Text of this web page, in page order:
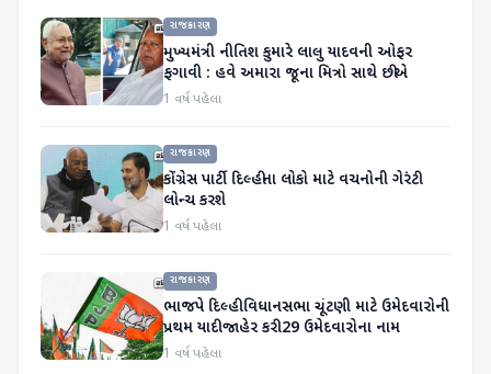
રાજકારણ
મુખ્યમંત્રી નીતિશ કુમારે લાલુ યાદવની ઓફર
ફગાવી : હવે અમારા જૂના મિત્રો સાથે છીએ
1 વર્ષ પહેલા
રાજકારણ
કોંગ્રેસ પાર્ટી દિલ્હીના લોકો માટે વચનોની ગેરંટી
લોન્ચ કરશે
1 વર્ષ પહેલા
રાજકારણ
ભાજપે દિલ્હી વિધાનસભા ચૂંટણી માટે ઉમેદવારોની
પ્રથમ યાદી જાહેર કરી 29 ઉમેદવારોના નામ
1 વર્ષ પહેલા